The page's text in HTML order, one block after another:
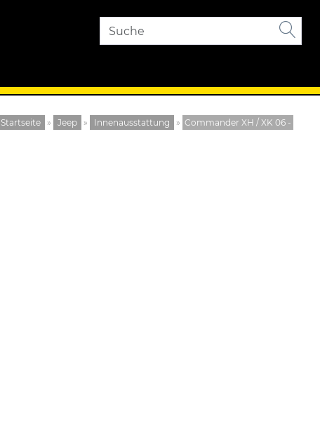
Startseite » Jeep » Innenausstattung » Commander XH / XK 06 -